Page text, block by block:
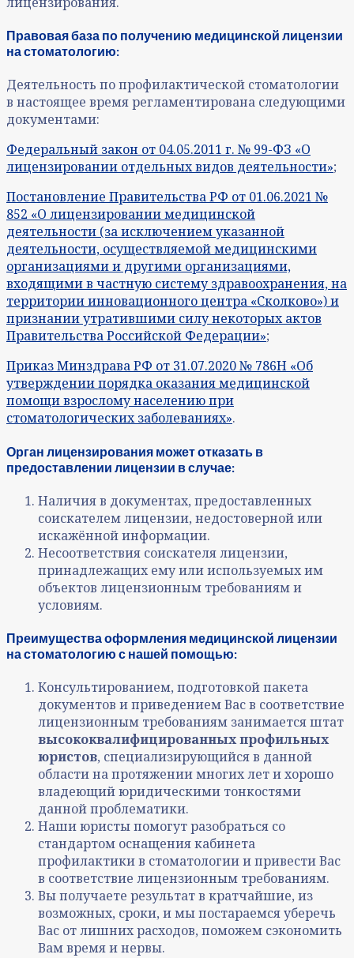
Правовая база по получению медицинской лицензии
на стоматологию:
Деятельность по профилактической стоматологии
в настоящее время регламентирована следующими
документами:
Федеральный закон от 04.05.2011 г. № 99-ФЗ «О
лицензировании отдельных видов деятельности»;
Постановление Правительства РФ от 01.06.2021 №
852 «О лицензировании медицинской
деятельности (за исключением указанной
деятельности, осуществляемой медицинскими
организациями и другими организациями,
входящими в частную систему здравоохранения, на
территории инновационного центра «Сколково») и
признании утратившими силу некоторых актов
Правительства Российской Федерации»;
Приказ Минздрава РФ от 31.07.2020 № 786Н «Об
утверждении порядка оказания медицинской
помощи взрослому населению при
стоматологических заболеваниях».
Орган лицензирования может отказать в
предоставлении лицензии в случае:
Наличия в документах, предоставленных
соискателем лицензии, недостоверной или
искажённой информации.
Несоответствия соискателя лицензии,
принадлежащих ему или используемых им
объектов лицензионным требованиям и
условиям.
Преимущества оформления медицинской лицензии
на стоматологию с нашей помощью:
Консультированием, подготовкой пакета
документов и приведением Вас в соответствие
лицензионным требованиям занимается штат
высококвалифицированных профильных
юристов, специализирующийся в данной
области на протяжении многих лет и хорошо
владеющий юридическими тонкостями
данной проблематики.
Наши юристы помогут разобраться со
стандартом оснащения кабинета
профилактики в стоматологии и привести Вас
в соответствие лицензионным требованиям.
Вы получаете результат в кратчайшие, из
возможных, сроки, и мы постараемся уберечь
Вас от лишних расходов, поможем сэкономить
Вам время и нервы.